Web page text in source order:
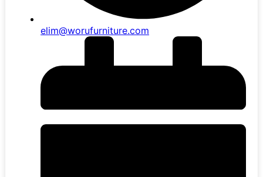
elim@worufurniture.com